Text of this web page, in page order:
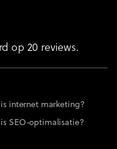
op 20 reviews.
is internet marketing?
SEO-optimalisatie?